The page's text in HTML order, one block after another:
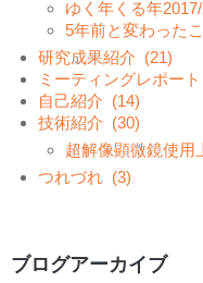
ゆく年くる年
5年前と変わった
研究成果紹介 (21)
ミーティングレポート
自己紹介 (14)
技術紹介 (30)
超解像顕微鏡使用
つれづれ (3)
ブログアーカイブ